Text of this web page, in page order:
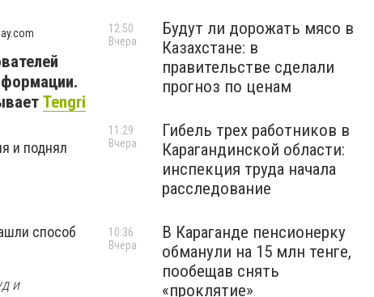
Tengri
и поднял
способ
и
Будут ли дорожать мясо в
Казахстане: в
правительстве сделали
прогноз по ценам
12:50
Вчера
Гибель трех работников в
Карагандинской области:
инспекция труда начала
расследование
11:29
Вчера
В Караганде пенсионерку
обманули на 15 млн тенге,
пообещав снять
«проклятие»
10:36
Вчера